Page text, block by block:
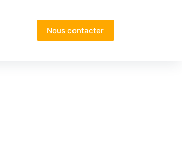
Nous contacter